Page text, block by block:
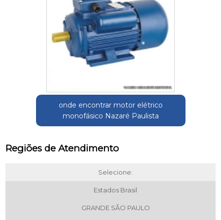
onde encontrar motor elétrico
monofásico Nazaré Paulista
Regiões de Atendimento
Selecione:
Estados Brasil
GRANDE SÃO PAULO